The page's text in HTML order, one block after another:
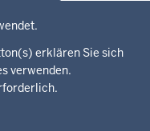
erklären Sie sich
verwenden.